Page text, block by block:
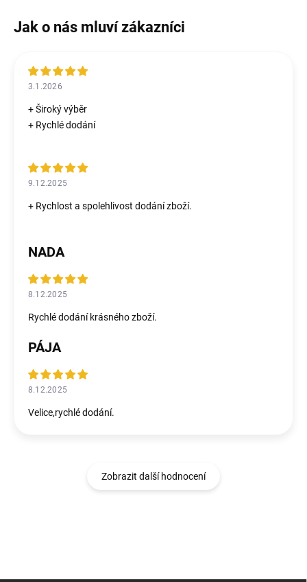
3.1.2026
+ Široký výběr
+ Rychlé dodání
9.12.2025
+ Rychlost a spolehlivost dodání zboží.
NADA
8.12.2025
Rychlé dodání krásného zboží.
PÁJA
8.12.2025
Velice,rychlé dodání.
Zobrazit další hodnocení